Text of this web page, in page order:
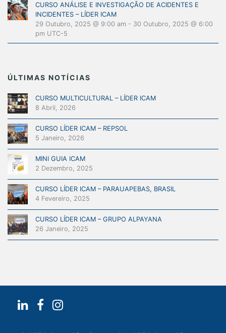
CURSO ANÁLISE E INVESTIGAÇÃO DE ACIDENTES E
INCIDENTES – LÍDER ICAM
29 Outubro, 2025 @ 9:00 am - 30 Outubro, 2025 @ 6:00
pm UTC-5
ÚLTIMAS NOTÍCIAS
CURSO MULTICULTURAL – LÍDER ICAM
8 Abril, 2026
CURSO LÍDER ICAM – REPSOL
5 Janeiro, 2026
MINI GUIA ICAM
2 Dezembro, 2025
CURSO LÍDER ICAM – PARAUAPEBAS, BRASIL
4 Fevereiro, 2025
CURSO LÍDER ICAM – GRUPO ALPAYANA
26 Janeiro, 2025